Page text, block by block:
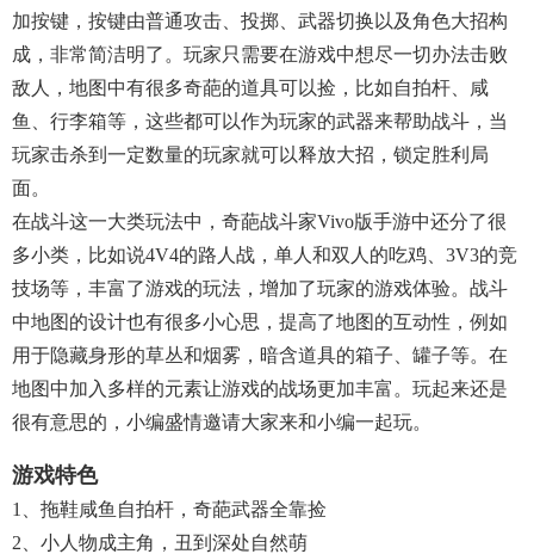
加按键，按键由普通攻击、投掷、武器切换以及角色大招构
成，非常简洁明了。玩家只需要在游戏中想尽一切办法击败
敌人，地图中有很多奇葩的道具可以捡，比如自拍杆、咸
鱼、行李箱等，这些都可以作为玩家的武器来帮助战斗，当
玩家击杀到一定数量的玩家就可以释放大招，锁定胜利局
面。
在战斗这一大类玩法中，奇葩战斗家vivo版手游中还分了很
多小类，比如说4V4的路人战，单人和双人的吃鸡、3V3的竞
技场等，丰富了游戏的玩法，增加了玩家的游戏体验。战斗
中地图的设计也有很多小心思，提高了地图的互动性，例如
用于隐藏身形的草丛和烟雾，暗含道具的箱子、罐子等。在
地图中加入多样的元素让游戏的战场更加丰富。玩起来还是
很有意思的，小编盛情邀请大家来和小编一起玩。
游戏特色
1、拖鞋咸鱼自拍杆，奇葩武器全靠捡
2、小人物成主角，丑到深处自然萌